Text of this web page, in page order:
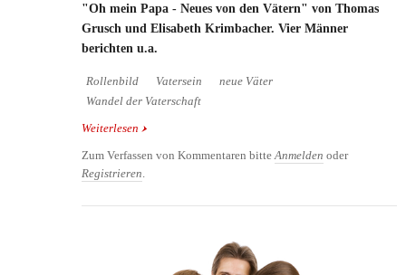
"Oh mein Papa - Neues von den Vätern" von Thomas
Grusch und Elisabeth Krimbacher. Vier Männer
berichten u.a.
Rollenbild Vatersein
neue Väter
Wandel der Vaterschaft
Weiterlesen über Oh mein Papa - Neues von den Vätern
Zum Verfassen von Kommentaren bitteAnmelden oder
Registrieren.